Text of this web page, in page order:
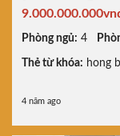
Phòng ngủ: 4
Thẻ từ khóa: hong
4 năm ago